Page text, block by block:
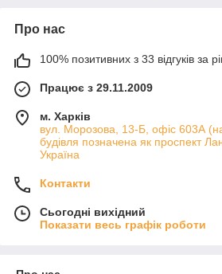
Про нас
100% позитивних з 33 відгуків за
Працює з 29.11.2009
м. Харків
вул. Морозова, 13-Б, офіс 603А
будівля позначена як проспект
Україна
Контакти
Сьогодні вихідний
Показати весь графік роботи